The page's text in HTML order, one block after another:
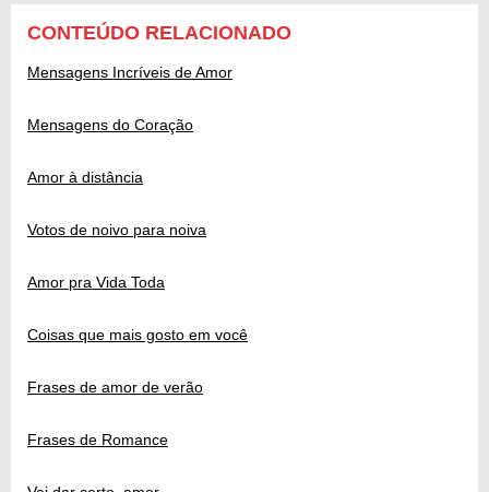
CONTEÚDO RELACIONADO
Mensagens Incríveis de Amor
Mensagens do Coração
Amor à distância
Votos de noivo para noiva
Amor pra Vida Toda
Coisas que mais gosto em você
Frases de amor de verão
Frases de Romance